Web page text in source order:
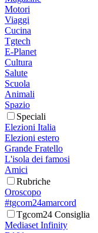
Motori
Viaggi
Cucina
Tgtech
E-Planet
Cultura
Salute
Scuola
Animali
Spazio
Speciali
Elezioni Italia
Elezioni estero
Grande Fratello
L'isola dei famosi
Amici
Rubriche
Oroscopo
#tgcom24amarcord
Tgcom24 Consiglia
Mediaset Infinity